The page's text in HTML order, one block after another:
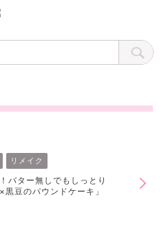
リメイク
バター無しでもしっとり
豆のパウンドケーキ」